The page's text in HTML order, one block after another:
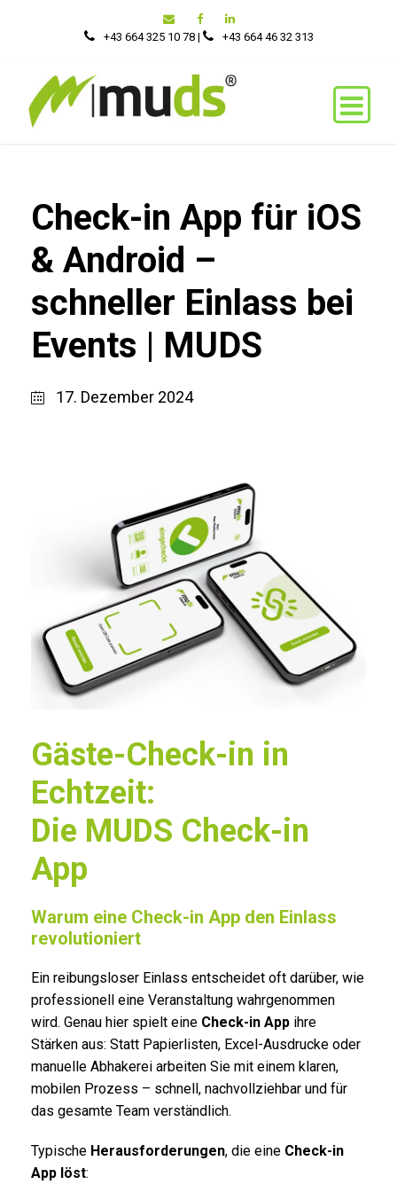
+43 664 325 10 78| ‭+43 664 46 32 313‬
Check-in App für iOS
& Android –
schneller Einlass bei
Events | MUDS
17. Dezember 2024
Gäste-Check-in in
Echtzeit:
Die MUDS Check-in
App
Warum eine Check-in App den Einlass
revolutioniert
Ein reibungsloser Einlass entscheidet oft darüber, wie
professionell eine Veranstaltung wahrgenommen
wird. Genau hier spielt eine Check-in App ihre
Stärken aus: Statt Papierlisten, Excel-Ausdrucke oder
manuelle Abhakerei arbeiten Sie mit einem klaren,
mobilen Prozess – schnell, nachvollziehbar und für
das gesamte Team verständlich.
Typische Herausforderungen, die eine Check-in
App löst: